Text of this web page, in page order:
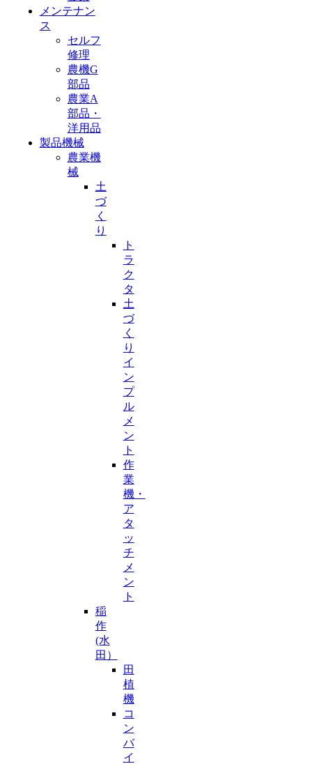
メンテナン
ス
セルフ
修理
農機G
部品
農業A
部品・
洋用品
製品機械
農業機
械
土
づ
く
り
ト
ラ
ク
タ
土
づ
く
り
イ
ン
プ
ル
メ
ン
ト
作
業
機・
ア
タ
ッ
チ
メ
ン
ト
稲
作
(水
田）
田
植
機
コ
ン
バ
イ